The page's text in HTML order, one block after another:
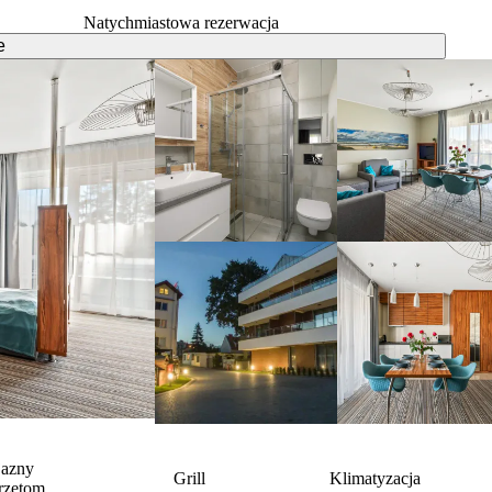
Natychmiastowa rezerwacja
Grill Klimatyzacja